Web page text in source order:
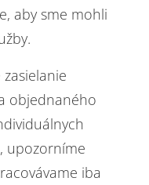
aby sme mohli
objednaného
upozorníme
iba